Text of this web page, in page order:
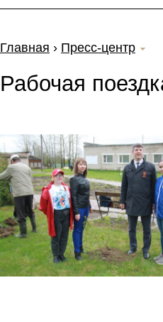
Главная › Пресс-центр
Рабочая